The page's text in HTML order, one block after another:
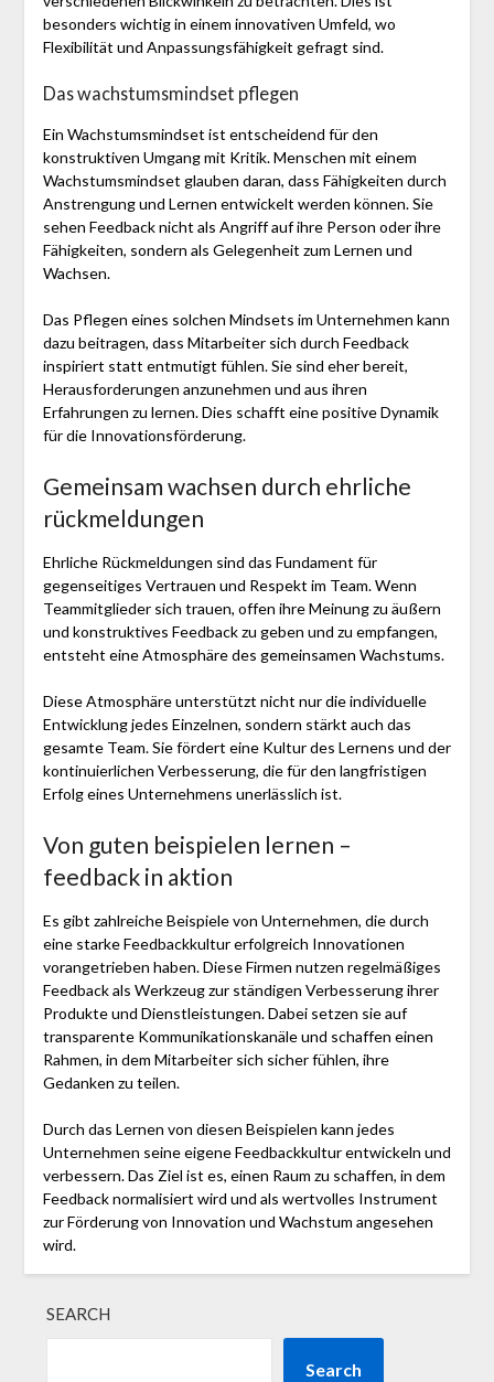
besonders wichtig in einem innovativen Umfeld, wo
Flexibilität und Anpassungsfähigkeit gefragt sind.
Das wachstumsmindset pflegen
Ein Wachstumsmindset ist entscheidend für den
konstruktiven Umgang mit Kritik. Menschen mit einem
Wachstumsmindset glauben daran, dass Fähigkeiten durch
Anstrengung und Lernen entwickelt werden können. Sie
sehen Feedback nicht als Angriff auf ihre Person oder ihre
Fähigkeiten, sondern als Gelegenheit zum Lernen und
Wachsen.
Das Pflegen eines solchen Mindsets im Unternehmen kann
dazu beitragen, dass Mitarbeiter sich durch Feedback
inspiriert statt entmutigt fühlen. Sie sind eher bereit,
Herausforderungen anzunehmen und aus ihren
Erfahrungen zu lernen. Dies schafft eine positive Dynamik
für die Innovationsförderung.
Gemeinsam wachsen durch ehrliche
rückmeldungen
Ehrliche Rückmeldungen sind das Fundament für
gegenseitiges Vertrauen und Respekt im Team. Wenn
Teammitglieder sich trauen, offen ihre Meinung zu äußern
und konstruktives Feedback zu geben und zu empfangen,
entsteht eine Atmosphäre des gemeinsamen Wachstums.
Diese Atmosphäre unterstützt nicht nur die individuelle
Entwicklung jedes Einzelnen, sondern stärkt auch das
gesamte Team. Sie fördert eine Kultur des Lernens und der
kontinuierlichen Verbesserung, die für den langfristigen
Erfolg eines Unternehmens unerlässlich ist.
Von guten beispielen lernen –
feedback in aktion
Es gibt zahlreiche Beispiele von Unternehmen, die durch
eine starke Feedbackkultur erfolgreich Innovationen
vorangetrieben haben. Diese Firmen nutzen regelmäßiges
Feedback als Werkzeug zur ständigen Verbesserung ihrer
Produkte und Dienstleistungen. Dabei setzen sie auf
transparente Kommunikationskanäle und schaffen einen
Rahmen, in dem Mitarbeiter sich sicher fühlen, ihre
Gedanken zu teilen.
Durch das Lernen von diesen Beispielen kann jedes
Unternehmen seine eigene Feedbackkultur entwickeln und
verbessern. Das Ziel ist es, einen Raum zu schaffen, in dem
Feedback normalisiert wird und als wertvolles Instrument
zur Förderung von Innovation und Wachstum angesehen
wird.
SEARCH
Search